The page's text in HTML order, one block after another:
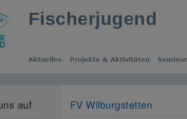
Fischerjugend
Aktuelles Projekte & Aktivitäten
FV Wilburgstetten
auf